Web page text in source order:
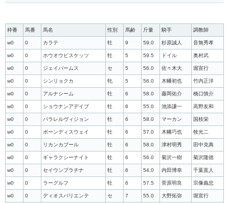
枠番 馬番 馬名 性別 馬齢 斤量 騎手 調教師
w0 0 カラテ 牡 9 59.0 杉原誠人 音無秀孝
w0 0 ホウオウビスケッツ 牡 5 59.5 ドイル 奥村武
w0 0 ジェイパームス セ 5 56.0 佐々木大 堀宣行
w0 0 シンリョクカ 牝 5 56.0 木幡初也 竹内正洋
w0 0 アルナシーム 牡 6 58.0 藤岡佑介 橋口慎介
w0 0 ショウナンアデイブ 牡 6 55.0 池添謙一 高野友和
w0 0 パラレルヴィジョン 牡 6 58.0 マーカン 国枝栄
w0 0 ボーンディスウェイ 牡 6 57.0 木幡巧也 牧光二
w0 0 リカンカブール 牡 6 58.0 津村明秀 田中克典
w0 0 ギャラクシーナイト 牡 6 56.0 菊沢一樹 菊沢隆徳
w0 0 セイウンプラチナ 牡 6 54.0 内田博幸 千葉直人
w0 0 ラーグルフ 牡 6 57.5 菅原明良 宗像義忠
w0 0 ディオスバリエンテ セ 7 55.0 大野拓弥 堀宣行